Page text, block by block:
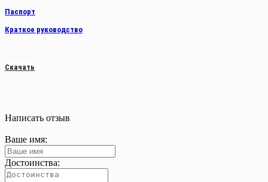
Паспорт
Краткое руководство
Скачать
Написать отзыв
Ваше имя:
Достоинства: